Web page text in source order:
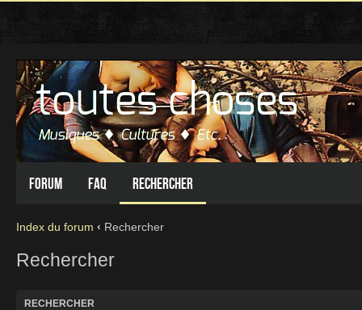
Forum FAQ Rechercher
Index du forum ‹ Rechercher
Rechercher
RECHERCHER